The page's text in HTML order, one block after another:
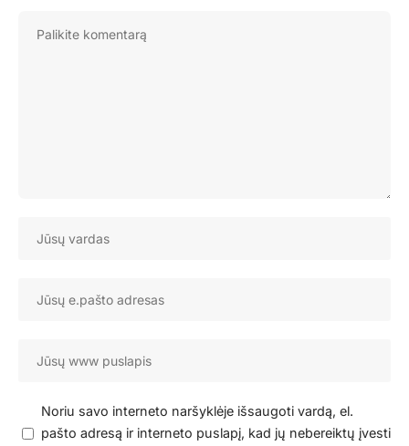
Noriu savo interneto naršyklėje išsaugoti vardą, el.
pašto adresą ir interneto puslapį, kad jų nebereiktų įvesti